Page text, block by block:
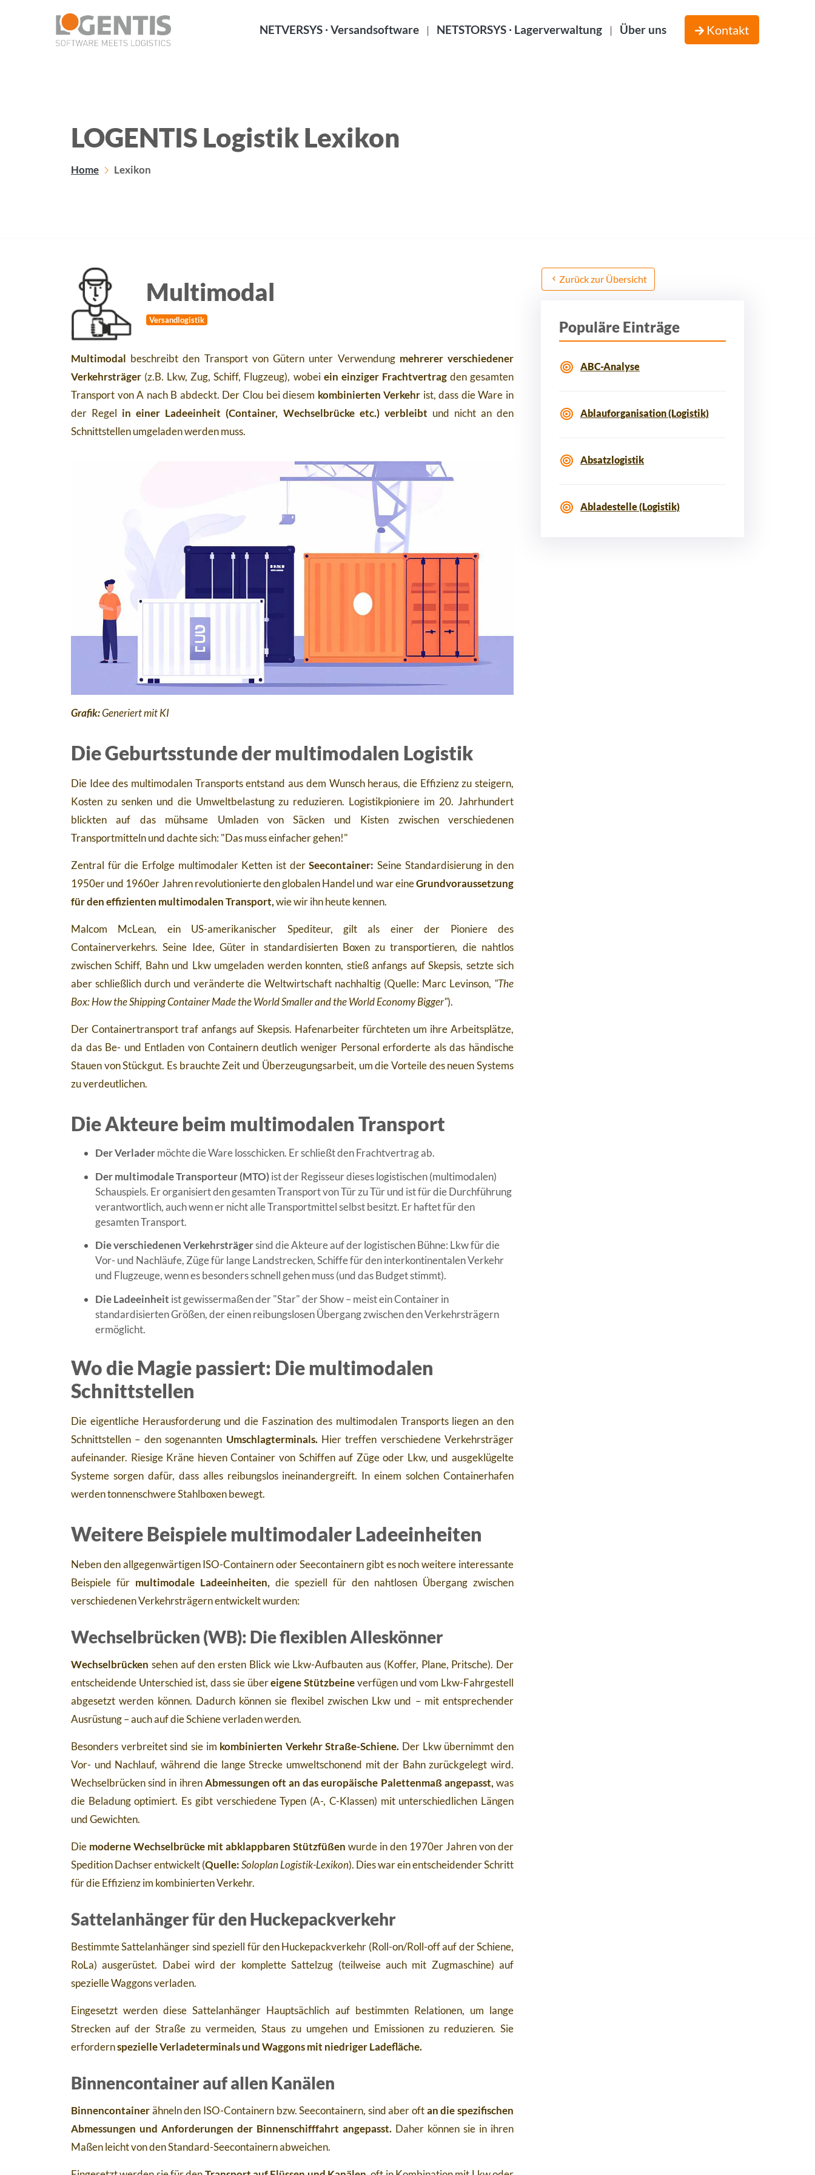
NETVERSYS ∙ Versandsoftware | NETSTORSYS ∙ Lagerverwaltung | Über uns Kontakt
LOGENTIS Logistik Lexikon
Home Lexikon
Multimodal
Versandlogistik
Multimodal beschreibt den Transport von Gütern unter Verwendung mehrerer verschiedener
Verkehrsträger (z.B. Lkw, Zug, Schiff, Flugzeug), wobei ein einziger Frachtvertragden gesamten
Transport von A nach B abdeckt. Der Clou bei diesem kombinierten Verkehr ist, dass die Ware in
der Regel in einer Ladeeinheit (Container, Wechselbrücke etc.) verbleibt und nicht an den
Schnittstellen umgeladen werden muss.
Grafik:Generiert mit KI
Die Geburtsstunde der multimodalen Logistik
Die Idee des multimodalen Transports entstand aus dem Wunsch heraus, die Effizienz zu steigern,
Kosten zu senken und die Umweltbelastung zu reduzieren. Logistikpioniere im 20. Jahrhundert
blickten auf das mühsame Umladen von Säcken und Kisten zwischen verschiedenen
Transportmitteln und dachte sich: "Das muss einfacher gehen!"
Zentral für die Erfolge multimodaler Ketten ist derSeecontainer: Seine Standardisierung in den
1950er und 1960er Jahren revolutionierte den globalen Handel und war eineGrundvoraussetzung
für den effizienten multimodalen Transport,wie wir ihn heute kennen.
Malcom McLean, ein US-amerikanischer Spediteur, gilt als einer der Pioniere des
Containerverkehrs. Seine Idee, Güter in standardisierten Boxen zu transportieren, die nahtlos
zwischen Schiff, Bahn und Lkw umgeladen werden konnten, stieß anfangs auf Skepsis, setzte sich
aber schließlich durch und veränderte die Weltwirtschaft nachhaltig (Quelle: Marc Levinson, "The
Box: How the Shipping Container Made the World Smaller and the World Economy Bigger").
Der Containertransport traf anfangs auf Skepsis. Hafenarbeiter fürchteten um ihre Arbeitsplätze,
da das Be- und Entladen von Containern deutlich weniger Personal erforderte als das händische
Stauen von Stückgut. Es brauchte Zeit und Überzeugungsarbeit, um die Vorteile des neuen Systems
zu verdeutlichen.
Die Akteure beim multimodalen Transport
Der Verladermöchte die Ware losschicken. Er schließt den Frachtvertrag ab.
Der multimodale Transporteur (MTO)ist der Regisseur dieses logistischen (multimodalen)
Schauspiels. Er organisiert den gesamten Transport von Tür zu Tür und ist für die Durchführung
verantwortlich, auch wenn er nicht alle Transportmittel selbst besitzt. Er haftet für den
gesamten Transport.
Die verschiedenen Verkehrsträgersind die Akteure auf der logistischen Bühne: Lkw für die
Vor- und Nachläufe, Züge für lange Landstrecken, Schiffe für den interkontinentalen Verkehr
und Flugzeuge, wenn es besonders schnell gehen muss (und das Budget stimmt).
Die Ladeeinheit ist gewissermaßen der "Star" der Show – meist ein Container in
standardisierten Größen, der einen reibungslosen Übergang zwischen den Verkehrsträgern
ermöglicht.
Wo die Magie passiert: Die multimodalen
Schnittstellen
Die eigentliche Herausforderung und die Faszination des multimodalen Transports liegen an den
Schnittstellen – den sogenannten Umschlagterminals.Hier treffen verschiedene Verkehrsträger
aufeinander. Riesige Kräne hieven Container von Schiffen auf Züge oder Lkw, und ausgeklügelte
Systeme sorgen dafür, dass alles reibungslos ineinandergreift. In einem solchen Containerhafen
werden tonnenschwere Stahlboxen bewegt.
Weitere Beispiele multimodaler Ladeeinheiten
Neben den allgegenwärtigen ISO-Containern oder Seecontainern gibt es noch weitere interessante
Beispiele für multimodale Ladeeinheiten, die speziell für den nahtlosen Übergang zwischen
verschiedenen Verkehrsträgern entwickelt wurden:
Wechselbrücken (WB): Die flexiblen Alleskönner
Wechselbrücken sehen auf den ersten Blick wie Lkw-Aufbauten aus (Koffer, Plane, Pritsche). Der
entscheidende Unterschied ist, dass sie übereigene Stützbeineverfügen und vom Lkw-Fahrgestell
abgesetzt werden können. Dadurch können sie flexibel zwischen Lkw und – mit entsprechender
Ausrüstung – auch auf die Schiene verladen werden.
Besonders verbreitet sind sie im kombinierten Verkehr Straße-Schiene. Der Lkw übernimmt den
Vor- und Nachlauf, während die lange Strecke umweltschonend mit der Bahn zurückgelegt wird.
Wechselbrücken sind in ihrenAbmessungen oft an das europäische Palettenmaß angepasst, was
die Beladung optimiert. Es gibt verschiedene Typen (A-, C-Klassen) mit unterschiedlichen Längen
und Gewichten.
Die moderne Wechselbrücke mit abklappbaren Stützfüßen wurde in den 1970er Jahren von der
Spedition Dachser entwickelt (Quelle:Soloplan Logistik-Lexikon). Dies war ein entscheidender Schritt
für die Effizienz im kombinierten Verkehr.
Sattelanhänger für den Huckepackverkehr
Bestimmte Sattelanhänger sind speziell für den Huckepackverkehr (Roll-on/Roll-off auf der Schiene,
RoLa) ausgerüstet. Dabei wird der komplette Sattelzug (teilweise auch mit Zugmaschine) auf
spezielle Waggons verladen.
Eingesetzt werden diese Sattelanhänger Hauptsächlich auf bestimmten Relationen, um lange
Strecken auf der Straße zu vermeiden, Staus zu umgehen und Emissionen zu reduzieren. Sie
erfordernspezielle Verladeterminals und Waggons mit niedriger Ladefläche.
Binnencontainer auf allen Kanälen
Binnencontainerähneln den ISO-Containern bzw. Seecontainern, sind aber oftan die spezifischen
Abmessungen und Anforderungen der Binnenschifffahrt angepasst. Daher können sie in ihren
Maßen leicht von den Standard-Seecontainern abweichen.
Zurück zur Übersicht
Populäre Einträge
ABC-Analyse
Ablauforganisation (Logistik)
Absatzlogistik
Abladestelle (Logistik)